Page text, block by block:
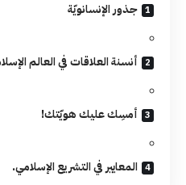
جذور الإنسانويّة
أنسنة العلاقات في العالم
أمسِك عليك هويّتك!
المعايير في التشريع الإسلامي.